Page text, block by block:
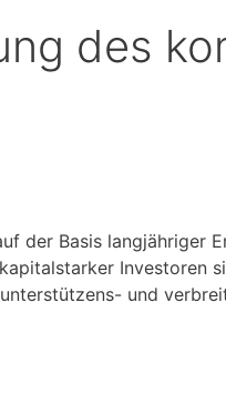
des
der Basis langjähriger
Investoren
und